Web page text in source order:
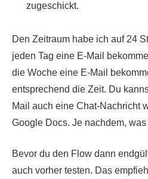
zugeschickt.
Den Zeitraum habe ich auf 24
jeden Tag eine E-Mail
die Woche eine E-Mail
entsprechend die Zeit. Du
Mail auch eine Chat-Nachricht
Google Docs. Je nachdem,
Bevor du den Flow dann
auch vorher testen. Das